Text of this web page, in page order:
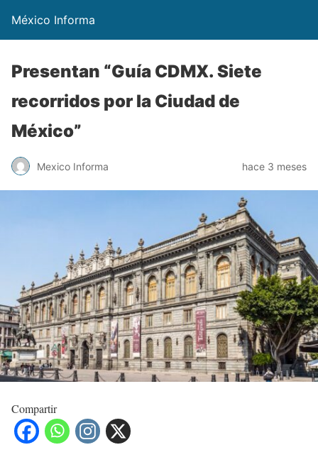
México Informa
Presentan “Guía CDMX. Siete
recorridos por la Ciudad de
México”
Mexico Informa hace 3 meses
Compartir